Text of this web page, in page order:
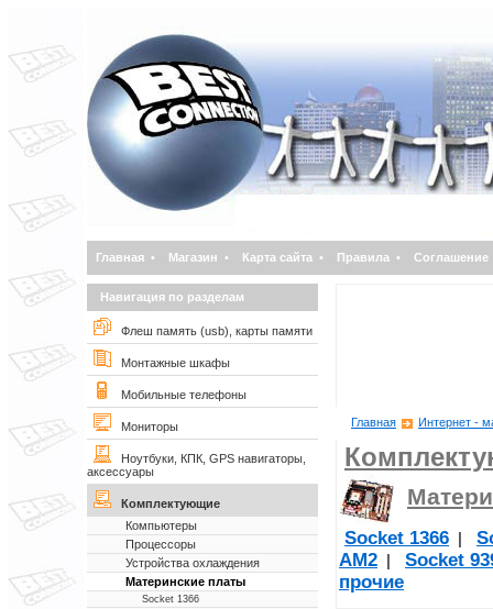
Главная • Магазин • Карта сайта • Правила • Соглашение
Навигация по разделам
Флеш память (usb), карты памяти
Монтажные шкафы
Мобильные телефоны
Мониторы
Ноутбуки, КПК, GPS навигаторы,
аксессуары
Комплектующие
Компьютеры
Процессоры
Устройства охлаждения
Материнские платы
Socket 1366
Главная Интернет -
Socket 1366 |
AM2 |
Socket
прочие